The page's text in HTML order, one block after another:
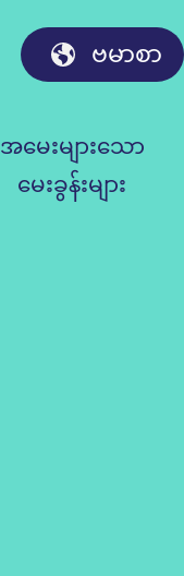
ဗမာစာ
အမေးများသော
မေးခွန်းများ